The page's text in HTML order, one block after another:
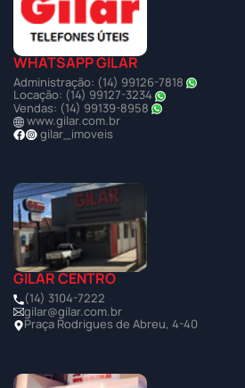
WHATSAPP GILAR
Administração: (14) 99126-7818
Locação: (14) 99127-3234
Vendas: (14) 99139-8958
www.gilar.com.br
gilar_imoveis
GILAR CENTRO
(14) 3104-7222
gilar@gilar.com.br
Praça Rodrigues de Abreu, 4-40